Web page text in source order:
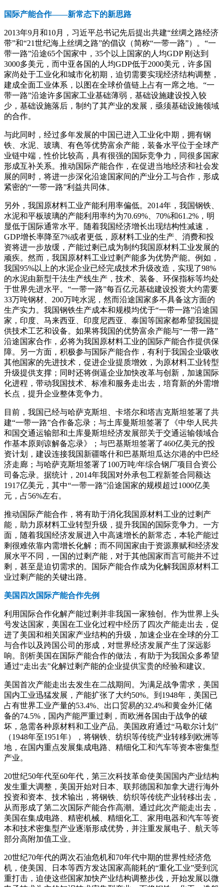
国际产能合作——新常态下的新思路
2013年9月和10月，习近平总书记先后提出共建“丝绸之路经济
带”和“21世纪海上丝绸之路”的倡议（简称“一带一路”）。“一
带一路”沿途65个国家中，35个以上国家的人均GDP 刚达到
3000多美元，而中亚各国的人均GDP低于2000美元，许多国
家尚处于工业化和城市化初期，迫切需要实现经济结构调整，
建成全面工业体系，以图在全球价值链上占有一席之地。“一
带一路”沿途许多国家工业基础薄弱，基础设施建设投入较
少，基础设施落后，制约了其产业的发展，亟须基础设施领域
的合作。
与此同时，经过多年发展的中国已进入工业化中期，拥有钢
铁、水泥、玻璃、有色等优势富余产能，装备水平位于全球产
业链中端，性价比较高，具有很强的国际竞争力，同很多国家
形成互补关系。推动国际产能合作，在促进当地经济和社会发
展的同时，将进一步深化沿途国家间的产业分工与合作，形成
紧密的“一带一路”利益共同体。
另外，我国原材料工业产能利用率偏低。2014年，我国钢铁、
水泥和平板玻璃的产能利用率约为70.69%、70%和61.2%，明
显低于国际通常水平。随着我国经济增长出现结构性减速，
GDP增长率降至7%或者更低，原材料工业的生产、消费和投
资将进一步放缓，产能过剩已成为制约我国原材料工业发展的
顽疾。然而，我国原材料工业过剩产能多为优势产能。例如，
我国95%以上的水泥企业已经完成技术升级改造，实现了98%
的水泥由新型干法生产线生产，技术、装备、环保指标等均处
于世界先进水平。“一带一路”每百亿元基础建设投资大约需要
33万吨钢材、200万吨水泥，然而沿途国家多不具备这方面的
生产实力。我国钢铁生产成本和规模均优于“一带一路”沿途国
家，印度、马来西亚、印度尼西亚、泰国等国家都希望我国提
供技术工艺和设备。如果将我国的优势富余产能与“一带一路”
沿途国家合作，必将为我国原材料工业的国际产能合作提供保
障。另一方面，积极参与国际产能合作，有利于我国企业吸收
其他国家的先进技术，促进企业提质增效，为原材料工业转型
升级提供支撑；同时还将倒逼企业加快改革与创新，加速国际
化进程，带动我国技术、标准和服务走出去，培育新的外需增
长点，提升企业整体竞争力。
目前，我国已经与哈萨克斯坦、卡塔尔和塔吉克斯坦签署了共
建“一带一路”合作备忘录；与土库曼斯坦签署了《中华人民共
和国交通运输部和土库曼斯坦经济发展部关于交通运输领域合
作基本原则谅解备忘录》；与巴基斯坦签署了460亿美元的投
资计划，建设连接我国新疆喀什和巴基斯坦瓜达尔港的中巴经
济走廊；与哈萨克斯坦签署了100万吨/年综合钢厂项目合资公
司备忘录。据统计，2014年我国对外承包工程新签合同额达
1917亿美元，其中“一带一路”沿途国家的规模超过1000亿美
元，占56%左右。
推动国际产能合作，将有助于消化我国原材料工业的过剩产
能，助力原材料工业转型升级，提升我国的国际竞争力。一方
面，随着我国经济发展进入中高速增长的新常态，本轮产能过
剩很难依靠内需增长化解；而不同国家由于资源禀赋和经济发
展水平不同，一国的过剩产能，对于其他国家而言可能并不过
剩，甚至是迫切需求的。国际产能合作成为化解我国原材料工
业过剩产能的关键出路。
美国四次国际产能合作先例
利用国际合作化解产能过剩并非我国一家独创。作为世界上头
号发达国家，美国在工业化过程中经历了四次产能走出去，促
进了美国和相关国家产业结构的升级，加速企业在全球的分工
与合作以及跨国公司的形成，对世界经济发展产生了深远影
响。剖析美国在国际产能合作的做法，有助于为我国众多希望
通过“走出去”化解过剩产能的企业提供宝贵的经验和建议。
美国首次产能走出去发生在二战期间。为满足战争需求，美国
国内工业迅猛发展，产能扩张了大约50%。到1948年，美国已
占有世界工业产量的53.4%、出口贸易的32.4%和黄金外汇储
备的74.5%，国内产能严重过剩，而欧洲各国由于战争的破
坏，急需各种原材料和工业产品。美国政府通过“马歇尔计划”
（1948年至1951年），将钢铁、纺织等传统产业转移到欧洲等
地，在国内重点发展集成电路、精细化工和汽车等资本密集型
产业。
20世纪50年代至60年代，第三次科技革命使美国国内产业结构
发生重大调整，美国开始对日本、联邦德国和加拿大进行海外
投资和资本、技术输出，将钢铁、纺织等传统产业转移出去，
从而形成了第二次国际产能合作高潮。通过此次产能走出去，
美国在集成电路、精密机械、精细化工、家用电器和汽车等资
本和技术密集型产业逐渐形成优势，并注重发展电子、航天等
部分高附加值工业。
20世纪70年代的两次石油危机和70年代中期的世界性经济危
机，使美国、日本等西方发达国家高能耗的“重化工业”受到沉
重打击，迫使这些国家加快产业结构调整步伐，开始发展以微